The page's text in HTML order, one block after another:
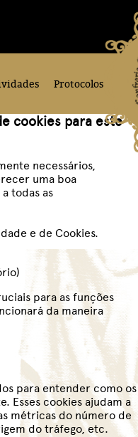
cookies para este
necessários,
uma boa
todas as
e de Cookies.
para as funções
da maneira
para entender como os
Esses cookies ajudam a
métricas do número de
do tráfego, etc.
Protocolos